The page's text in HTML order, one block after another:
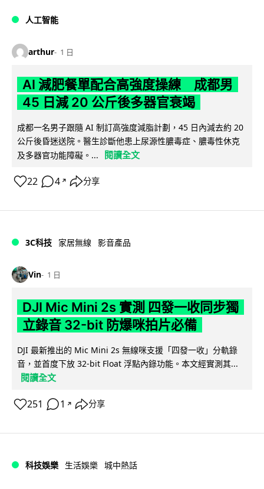
人工智能
arthur 1 日
AI 減肥餐單配合高強度操練 成都男
45 日減 20 公斤後多器官衰竭
成都一名男子跟隨 AI 制訂高強度減脂計劃，45 日內減去約 20
公斤後昏迷送院。醫生診斷他患上尿源性膿毒症、膿毒性休克
及多器官功能障礙。...
閱讀全文
22 4 ↗ 分享
3C科技 家居無線 影音產品
Vin 1 日
DJI Mic Mini 2s 實測 四發一收同步獨
立錄音 32-bit 防爆咪拍片必備
DJI 最新推出的 Mic Mini 2s 無線咪支援「四發一收」分軌錄
音，並首度下放 32-bit Float 浮點內錄功能。本文經實測其...
閱讀全文
251 1 ↗ 分享
科技娛樂 生活娛樂 城中熱話